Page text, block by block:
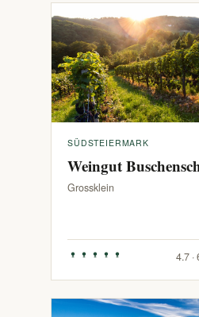
SÜDSTEIERMARK
Weingut
Grossklein
4.7